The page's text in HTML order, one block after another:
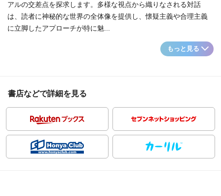
アルの交差点を探求します。多様な視点から織りなされる対話
は、読者に神秘的な世界の全体像を提供し、懐疑主義や合理主義
に立脚したアプローチが特に魅...
もっと見る
書店などで詳細を見る